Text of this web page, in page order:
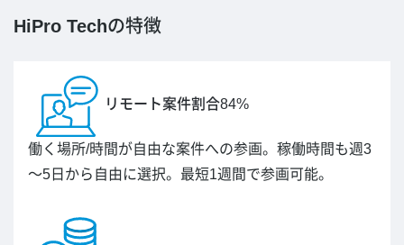
HiPro Techの特徴
リモート案件割合84%
働く場所/時間が自由な案件への参画。稼働時間も週3
～5日から自由に選択。最短1週間で参画可能。